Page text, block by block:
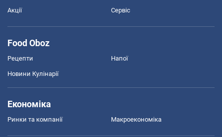
Акції Сервіс
Food Oboz
Рецепти Напої
Новини Кулінарії
Економіка
Ринки та компанії Макроекономіка